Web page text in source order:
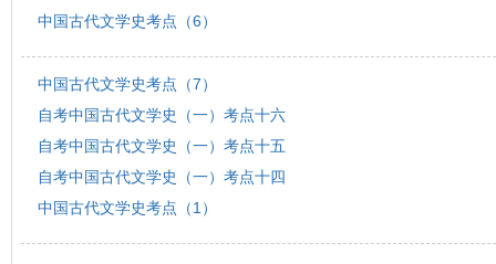
中国古代文学史考点（6）
中国古代文学史考点（7）
自考中国古代文学史（一）考点十六
自考中国古代文学史（一）考点十五
自考中国古代文学史（一）考点十四
中国古代文学史考点（1）